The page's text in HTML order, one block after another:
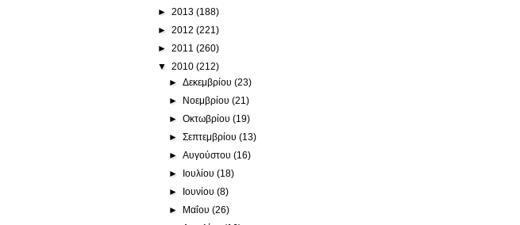
► 2013 (188)
► 2012 (221)
► 2011 (260)
▼ 2010 (212)
►Δεκεμβρίου(23)
► Νοεμβρίου(21)
►Οκτωβρίου(19)
►Σεπτεμβρίου(13)
►Αυγούστου(16)
► Ιουλίου(18)
► Ιουνίου(8)
► Μαΐου(26)